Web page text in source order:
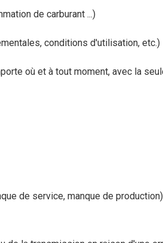
de carburant ...)
conditions d'utilisation, etc.)
où et à tout moment, avec la
de service, manque de production)